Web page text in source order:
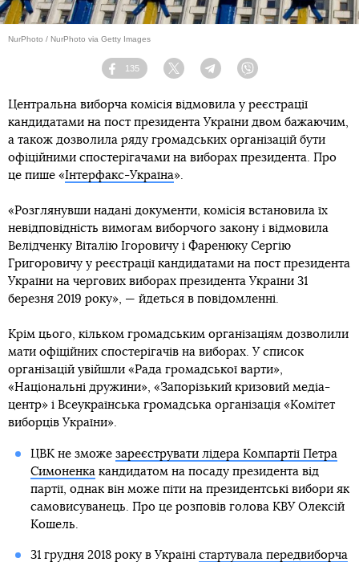
NurPhoto / NurPhoto via Getty Images
Facebook
135
Twitter TelegramViber
Центральна виборча комісія відмовила у реєстрації
кандидатами на пост президента України двом бажаючим,
а також дозволила ряду громадських організацій бути
офіційними спостерігачами на виборах президента. Про
це пише «Інтерфакс-Україна».
«Розглянувши надані документи, комісія встановила їх
невідповідність вимогам виборчого закону і відмовила
Велідченку Віталію Ігоровичу і Фаренюку Сергію
Григоровичу у реєстрації кандидатами на пост президента
України на чергових виборах президента України 31
березня 2019 року», — йдеться в повідомленні.
Крім цього, кільком громадським організаціям дозволили
мати офіційних спостерігачів на виборах. У список
організацій увійшли «Рада громадської варти»,
«Національні дружини», «Запорізький кризовий медіа-
центр» і Всеукраїнська громадська організація «Комітет
виборців України».
ЦВК не зможе зареєструвати лідера Компартії Петра
Симоненка кандидатом на посаду президента від
партії, однак він може піти на президентські вибори як
самовисуванець. Про це розповів голова КВУ Олексій
Кошель.
31 грудня 2018 року в Україні стартувала передвиборча